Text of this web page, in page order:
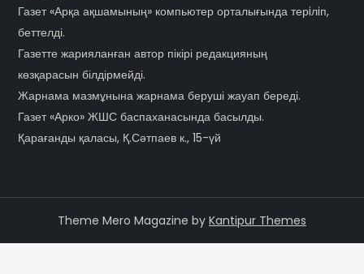
Газет «Арқа ақшамының» компьютер орталығында терiлiп,
беттелді.
Газетте жарияланған автор пікірі редакцияның
көзқарасын білдірмейді.
Жарнама мазмұнына жарнама беруші жауап береді.
Газет «Арко» ЖШС баспаханасында басылды.
Қарағанды қаласы, Қ.Сәтпаев к., 15-үй
Theme Mero Magazine by Kantipur Themes